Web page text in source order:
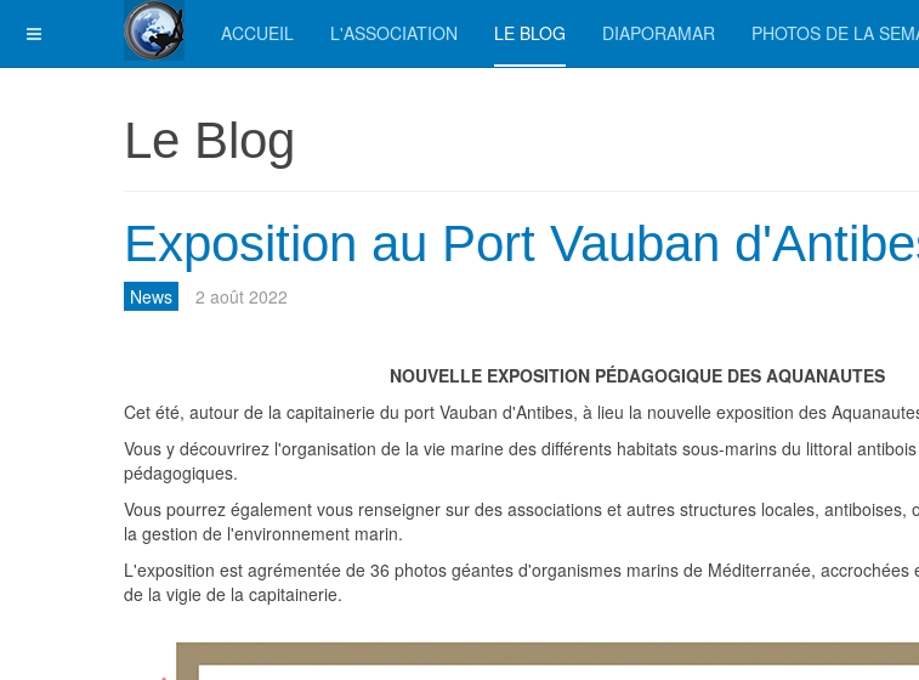
ACCUEIL L'ASSOCIATION LE BLOG DIAPORAMAR PHOTOS DE LA
Le Blog
Exposition au Port Vauban
News 2 août 2022
NOUVELLE EXPOSITION PÉDAGOGIQUE DES AQUANAUTES
Cet été, autour de la capitainerie du port Vauban d'Antibes, à lieu la nouvelle exposition des
Vous y découvrirez l'organisation de la vie marine des différents habitats sous-marins du littoral
pédagogiques.
Vous pourrez également vous renseigner sur des associations et autres structures locales,
la gestion de l'environnement marin.
L'exposition est agrémentée de 36 photos géantes d'organismes marins de Méditerranée, accrochées
de la vigie de la capitainerie.